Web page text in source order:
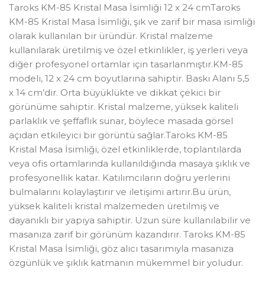
Taroks KM-85 Kristal Masa İsimliği 12 x 24 cmTaroks
KM-85 Kristal Masa İsimliği, şık ve zarif bir masa isimliği
olarak kullanılan bir üründür. Kristal malzeme
kullanılarak üretilmiş ve özel etkinlikler, iş yerleri veya
diğer profesyonel ortamlar için tasarlanmıştır.KM-85
modeli, 12 x 24 cm boyutlarına sahiptir. Baskı Alanı 5,5
x 14 cm’dir. Orta büyüklükte ve dikkat çekici bir
görünüme sahiptir. Kristal malzeme, yüksek kaliteli
parlaklık ve şeffaflık sunar, böylece masada görsel
açıdan etkileyici bir görüntü sağlar.Taroks KM-85
Kristal Masa İsimliği, özel etkinliklerde, toplantılarda
veya ofis ortamlarında kullanıldığında masaya şıklık ve
profesyonellik katar. Katılımcıların doğru yerlerini
bulmalarını kolaylaştırır ve iletişimi artırır.Bu ürün,
yüksek kaliteli kristal malzemeden üretilmiş ve
dayanıklı bir yapıya sahiptir. Uzun süre kullanılabilir ve
masanıza zarif bir görünüm kazandırır. Taroks KM-85
Kristal Masa İsimliği, göz alıcı tasarımıyla masanıza
özgünlük ve şıklık katmanın mükemmel bir yoludur.